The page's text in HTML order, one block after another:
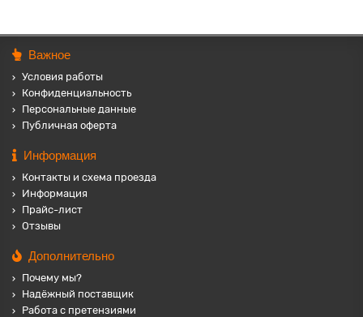
Важное
Условия работы
Конфиденциальность
Персональные данные
Публичная оферта
Информация
Контакты и схема проезда
Информация
Прайс-лист
Отзывы
Дополнительно
Почему мы?
Надёжный поставщик
Работа с претензиями